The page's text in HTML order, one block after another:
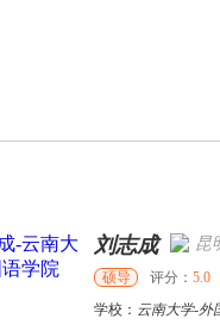
刘志成 昆
硕导 评分： 5.0
学校： 云南大学-外